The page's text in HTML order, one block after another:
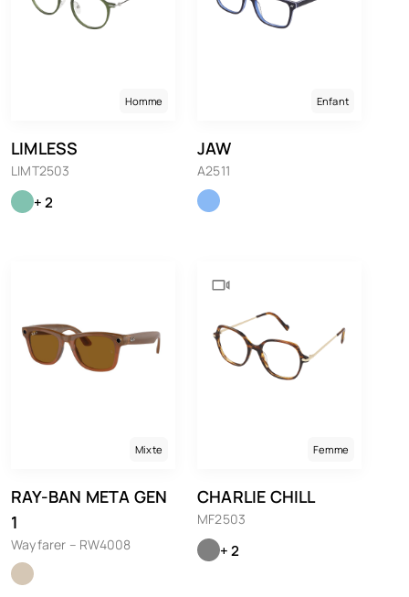
Homme
LIMLESS
LIMT2503
+ 2
Enfant
JAW
A2511
Mixte
RAY-BAN META GEN
1
Wayfarer – RW4008
Femme
CHARLIE CHILL
MF2503
+ 2